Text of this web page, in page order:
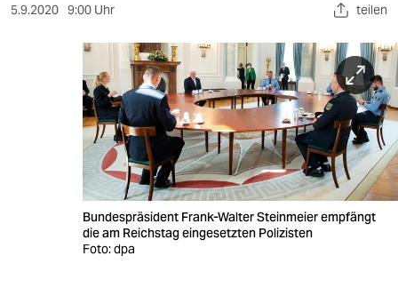
berlin
wahrheit
veranstaltungen
5.9.2020 9:00 Uhr teilen
Bundespräsident Frank-Walter Steinmeier empfängt
die am Reichstag eingesetzten Polizisten
Foto: dpa